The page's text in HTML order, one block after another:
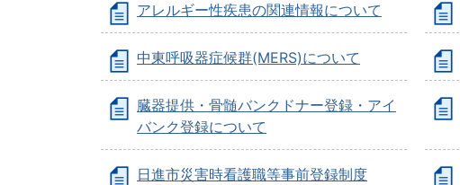
アレルギー性疾患の関連情報について
中東呼吸器症候群(MERS)について
臓器提供・骨髄バンクドナー登録・アイ
バンク登録について
日進市災害時看護職等事前登録制度